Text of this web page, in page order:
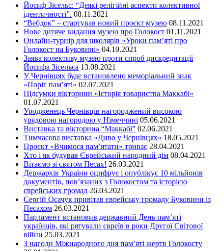
Йосиф Зісельс: “Деякі релігійні аспекти колективної
ідентичності”. 08.11.2021
“Вебдок” – стартував новий проєкт музею 08.11.2021
Нове дитяче видання музею про Голокост 01.11.2021
Онлайн-турнір для школярів «Уроки пам’яті про
Голокост на Буковині» 04.10.2021
Заява колективу музею проти спроб дискредитації
Йосифа Зісельса 13.08.2021
У Чернівцях буде встановлено меморіальний знак
«Поріг пам’яті» 02.07.2021
Підсумки вікторини «Історія товариства Маккабі»
01.07.2021
Уродженець Чернівців нагороджений високою
урядовою нагородою у Німеччині 05.06.2021
Виставка та вікторина “Маккабі” 02.06.2021
Тимчасова виставка «Диво у Чернівцях» 18.05.2021
Проєкт «Вчимося пам’ятати» триває 28.04.2021
Хто і як будував Єврейський народний дім 08.04.2021
Вітаємо зі святом Песах! 26.03.2021
Держархів України оцифрує і опублікує 10 мільйонів
документів, пов’язаних з Голокостом та історією
єврейських громад 26.03.2021
Сергій Осачук привітав єврейську громаду Буковини із
Песахом 26.03.2021
Парламент встановив державний День пам’яті
українців, які рятували євреїв в роки Другої Світової
війни 25.03.2021
З нагоди Міжнародного дня пам’яті жертв Голокосту